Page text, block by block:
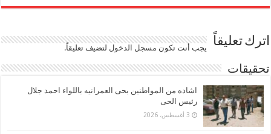
اترك تعليقاً يجب أنت تكون مسجل الدخول لتضيف تعليقاً.
تحقيقات
اشاده من المواطنين بحى العمرانيه باللواء احمد جلال
رئيس الحى
3 أغسطس، 2026